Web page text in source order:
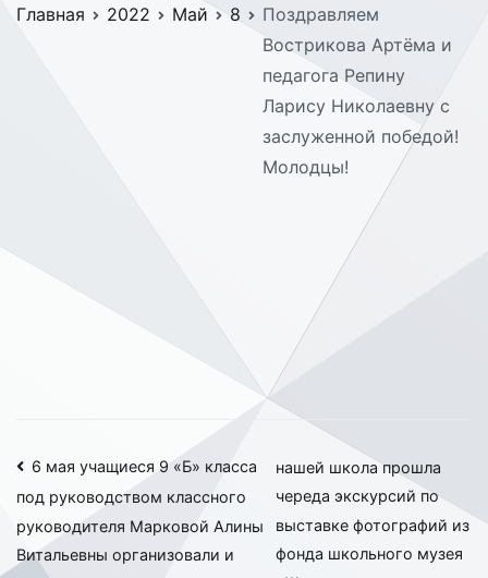
Главная 2022 Май 8
Поздравляем
Вострикова Артёма и
педагога Репину
Ларису Николаевну с
заслуженной победой!
Молодцы!
Навигация
по
записям
6 мая учащиеся 9 «Б» класса
под руководством классного
руководителя Марковой Алины
Витальевны организовали и
нашей школа прошла
череда экскурсий по
выставке фотографий из
фонда школьного музея